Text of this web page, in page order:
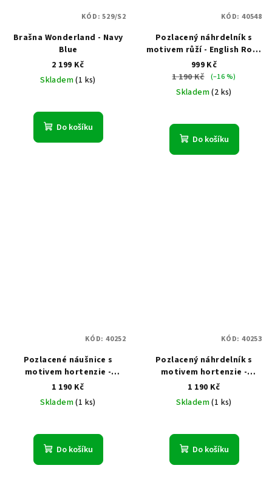
Brašna Wonderland - Navy
Blue
2 199 Kč
Skladem(1 ks)
Do košíku
KÓD:529/S2
Pozlacený náhrdelník s
motivem růží - English Rose
on Topas Blue
999 Kč
1 190 Kč
(–16 %)
Skladem(2 ks)
Do košíku
KÓD: 40548
Pozlacené náušnice s
motivem hortenzie -
Hydrangea Gold
1 190 Kč
Skladem(1 ks)
Do košíku
KÓD: 40252
Pozlacený náhrdelník s
motivem hortenzie -
Hydrangea Gold
1 190 Kč
Skladem(1 ks)
Do košíku
KÓD: 40253